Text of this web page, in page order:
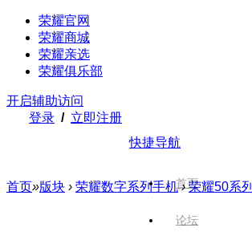
荣耀官网
荣耀商城
荣耀亲选
荣耀俱乐部
开启辅助访问
登录 / 立即注册
快捷导航
首页
论坛
首页»版块 › 荣耀数字系列手机 › 荣耀50系列